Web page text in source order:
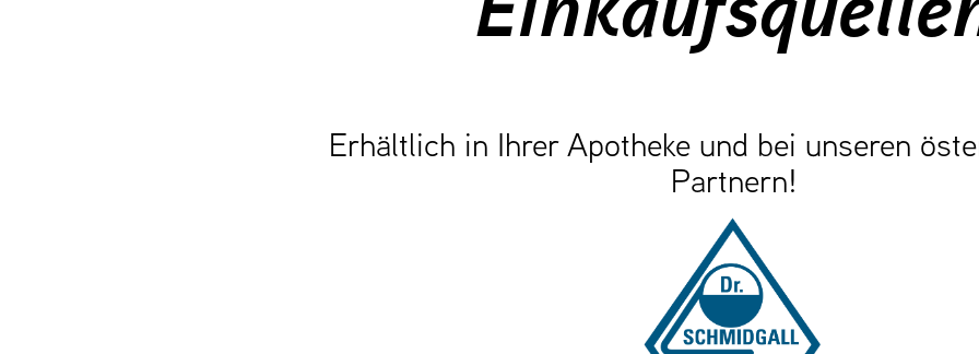
Erhältlich in Ihrer Apotheke und bei unseren
Partnern!